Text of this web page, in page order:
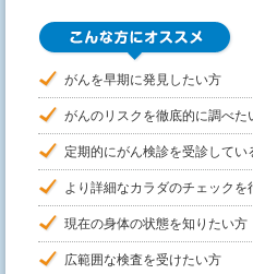
がんを早期に発見したい方
がんのリスクを徹底的に調べた
定期的にがん検診を受診してい
より詳細なカラダのチェックを
現在の身体の状態を知りたい方
広範囲な検査を受けたい方